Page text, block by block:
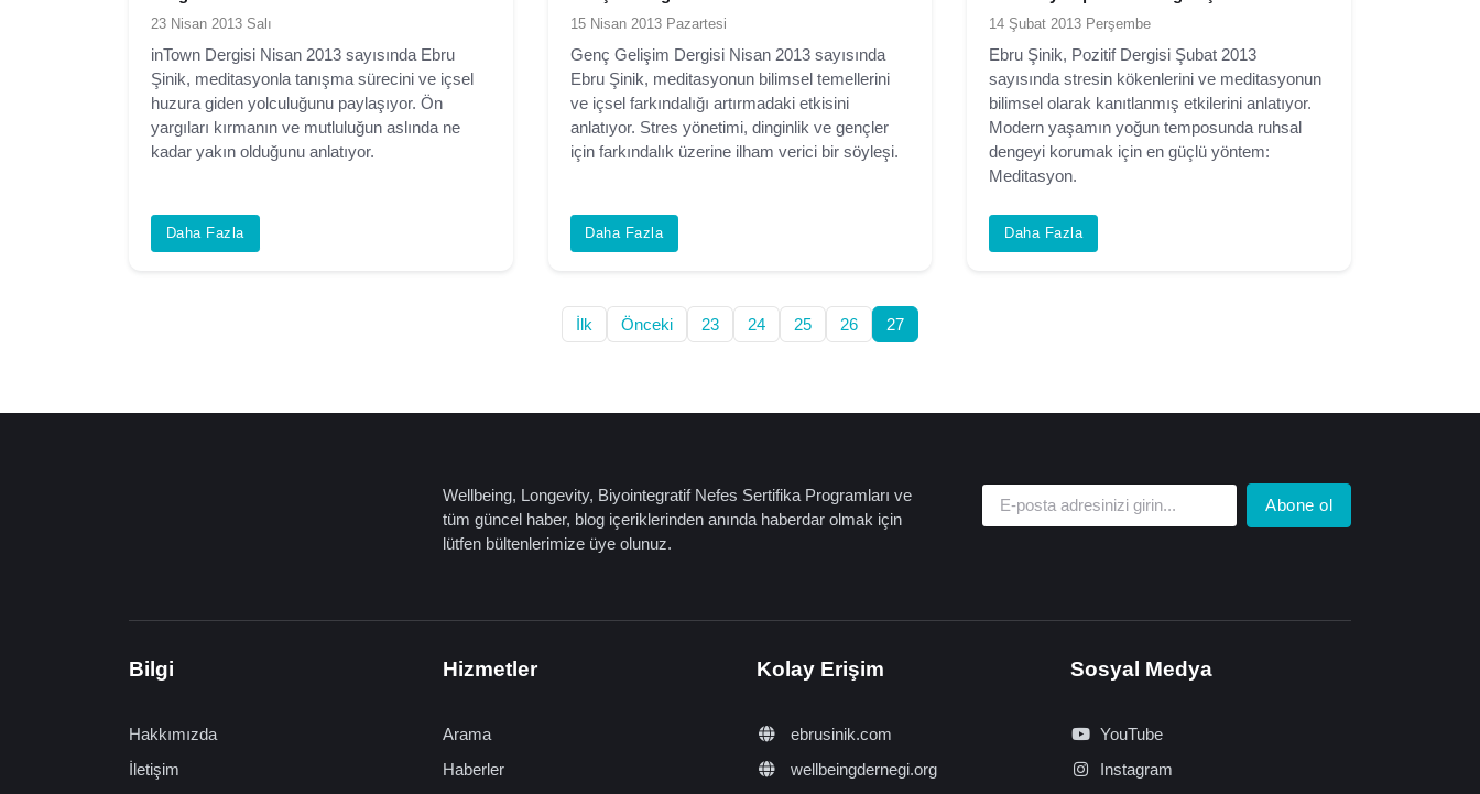
23 Nisan 2013 Salı
inTown Dergisi Nisan 2013 sayısında Ebru
Şinik, meditasyonla tanışma sürecini ve içsel
huzura giden yolculuğunu paylaşıyor. Ön
yargıları kırmanın ve mutluluğun aslında ne
kadar yakın olduğunu anlatıyor.
Daha Fazla
15 Nisan 2013 Pazartesi
Genç Gelişim Dergisi Nisan 2013 sayısında
Ebru Şinik, meditasyonun bilimsel temellerini
ve içsel farkındalığı artırmadaki etkisini
anlatıyor. Stres yönetimi, dinginlik ve gençler
için farkındalık üzerine ilham verici bir söyleşi.
Daha Fazla
14 Şubat 2013 Perşembe
Ebru Şinik, Pozitif Dergisi Şubat 2013
sayısında stresin kökenlerini ve meditasyonun
bilimsel olarak kanıtlanmış etkilerini anlatıyor.
Modern yaşamın yoğun temposunda ruhsal
dengeyi korumak için en güçlü yöntem:
Meditasyon.
Daha Fazla
İlk Önceki 23 24 25 26 27
Wellbeing, Longevity, Biyointegratif Nefes Sertifika Programları ve
tüm güncel haber, blog içeriklerinden anında haberdar olmak için
lütfen bültenlerimize üye olunuz.
Abone ol
Bilgi
Hakkımızda
İletişim
Hizmetler
Arama
Haberler
Kolay Erişim
ebrusinik.com
wellbeingdernegi.org
Sosyal Medya
YouTube
Instagram